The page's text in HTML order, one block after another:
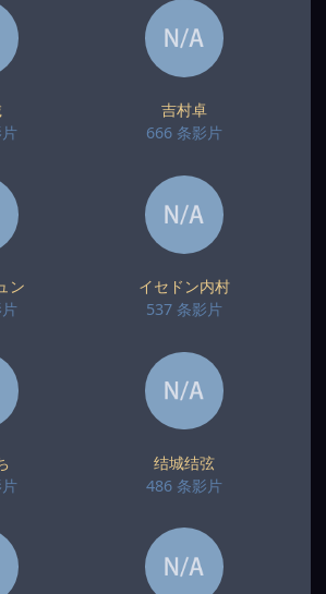
吉村卓
666 条影片
ン
イセドン内村
537 条影片
结城结弦
486 条影片